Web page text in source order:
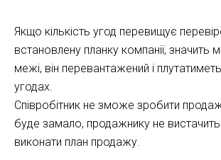
Якщо кількість угод перевищує
встановлену планку компанії, значить
межі, він перевантажений і
угодах.
Співробітник не зможе зробити
буде замало, продажнику не
виконати план продажу.